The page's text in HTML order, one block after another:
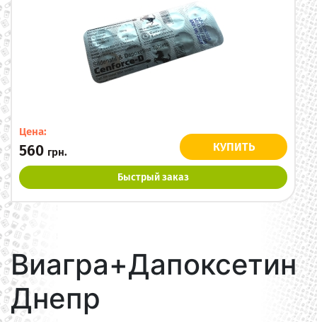
Цена:
560 грн. КУПИТЬ
Быстрый заказ
Виагра+Дапоксетин
Днепр